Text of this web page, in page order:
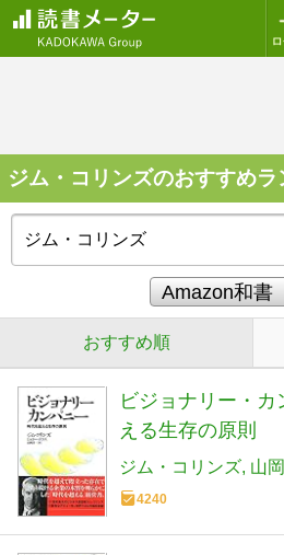
ジム・コリンズのおすすめラ
おすすめ順
ビジョナリー・
える生存の原則
ジム・コリンズ 山
4240